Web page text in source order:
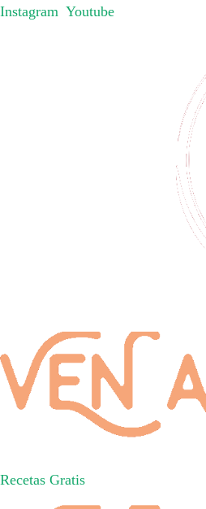
Instagram Youtube
Recetas Gratis